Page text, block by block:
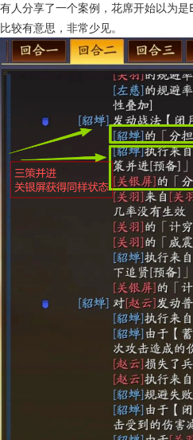
有人分享了一个案例，花席开始以为
比较有意思，非常少见。